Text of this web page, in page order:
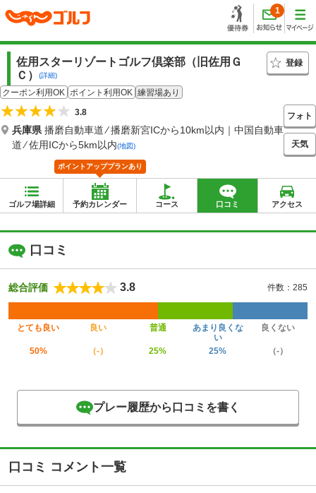
1
佐用スターリゾートゴルフ倶楽部（旧佐用Ｇ
Ｃ）
(詳細)
登録
クーポン利用OK ポイント利用OK 練習場あり
3.8
兵庫県 播磨自動車道 ⁄ 播磨新宮ICから10km以内｜中国自動車
道 ⁄ 佐用ICから5km以内(地図)
フォト
天気
ゴルフ場詳細 予約カレンダー
ポイントアッププランあり
コース 口コミ アクセス
口コミ
総合評価 3.8 件数：285
とても良い 良い 普通
あまり良くな
い
良くない
50% （-） 25% 25% （-）
プレー履歴から口コミを書く
口コミ コメント一覧